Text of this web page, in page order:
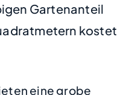
Gartenanteil
kostet
eine grobe